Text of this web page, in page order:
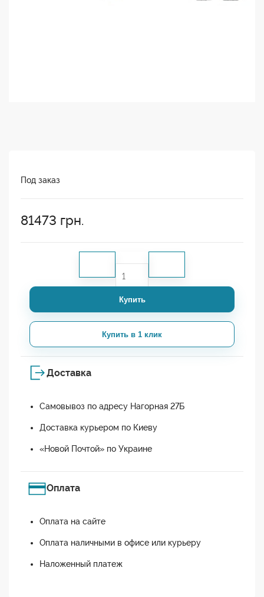
Под заказ
81473 грн.
Купить
Купить в 1 клик
Доставка
Самовывоз по адресу Нагорная 27Б
Доставка курьером по Киеву
«Новой Почтой» по Украине
Оплата
Оплата на сайте
Оплата наличными в офисе или курьеру
Наложенный платеж